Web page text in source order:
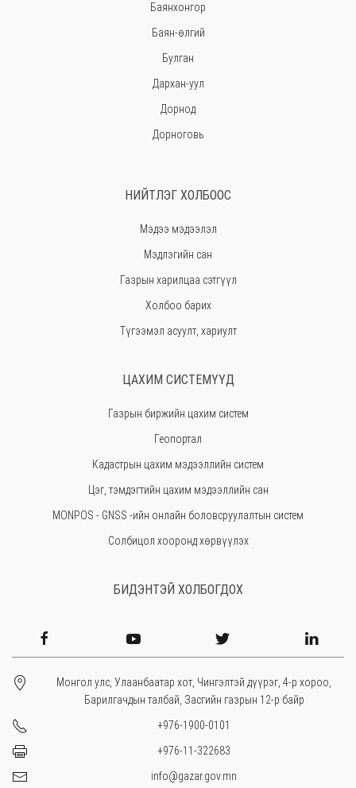
Баянхонгор
Баян-өлгий
Булган
Дархан-уул
Дорнод
Дорноговь
Хэнтий
Ховд
Хөвсгөл
Орхон
Сэлэнгэ
Өмнөговь
Увс
Өвөрхангай
Завхан
НИЙТЛЭГ ХОЛБООС
Мэдээ мэдээлэл
Мэдлэгийн сан
Газрын харилцаа сэтгүүл
Холбоо барих
Түгээмэл асуулт, хариулт
ЦАХИМ СИСТЕМҮҮД
Газрын биржийн цахим систем
Геопортал
Кадастрын цахим мэдээллийн систем
Цэг, тэмдэгтийн цахим мэдээллийн сан
MONPOS - GNSS -ийн онлайн боловсруулалтын систем
Солбицол хооронд хөрвүүлэх
БИДЭНТЭЙ ХОЛБОГДОХ
Монгол улс, Улаанбаатар хот, Чингэлтэй дүүрэг, 4-р хороо,
Барилгачдын талбай, Засгийн газрын 12-р байр
+976-1900-0101
+976-11-322683
info@gazar.gov.mn